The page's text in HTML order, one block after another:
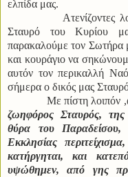
ελπίδα μας.
Ατενίζοντες
Σταυρό του Κυρίου
παρακαλούμε τον Σωτήρα
και κουράγιο να
αυτόν τον περικαλλή
σήμερα ο δικός μας
Με πίστη λοιπόν ,ας
ζωηφόρος Σταυρός, της
θύρα του
Εκκλησίας
κατήργηται, και
υψώθημεν, από γης